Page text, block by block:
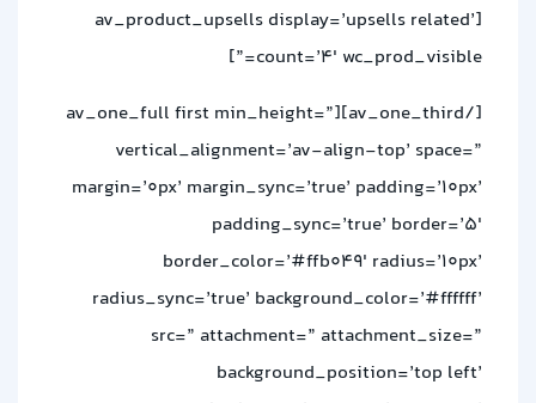
[av_product_upsells display=’upsells related’
count=’4′ wc_prod_visible=”]
[/av_one_third][av_one_full first min_height=”
vertical_alignment=’av-align-top’ space=”
margin=’0px’ margin_sync=’true’ padding=’10px’
padding_sync=’true’ border=’5′
border_color=’#ffb049′ radius=’10px’
radius_sync=’true’ background_color=’#ffffff’
src=” attachment=” attachment_size=”
background_position=’top left’